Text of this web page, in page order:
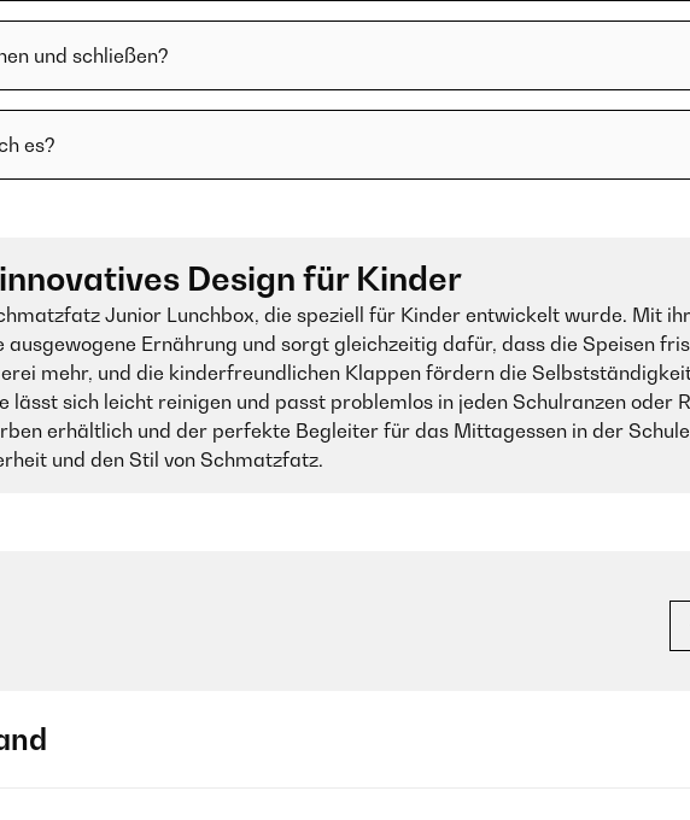
und schließen?
es?
Design für Kinder
Junior Lunchbox, die speziell für Kinder entwickelt wurde. Mit
Ernährung und sorgt gleichzeitig dafür, dass die Speisen
mehr, und die kinderfreundlichen Klappen fördern die
lässt sich leicht reinigen und passt problemlos in jeden Schulranzen
erhältlich und der perfekte Begleiter für das Mittagessen in der
und den Stil von Schmatzfatz.